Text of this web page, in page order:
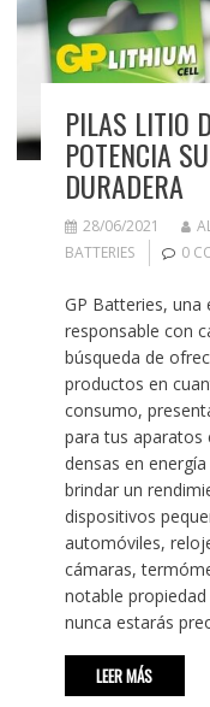
PILAS LITIO
POTENCIA
DURADERA
28/06/2021
BATTERIES
0
GP Batteries,
responsable con
búsqueda de
productos en
consumo,
para tus aparatos
densas en
brindar un
dispositivos
automóviles,
cámaras,
notable
nunca estarás
LEER MÁS